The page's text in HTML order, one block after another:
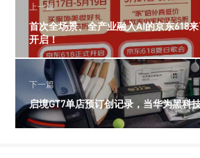
上一篇
首次全场景、全产业融入AI的京东618
开启！
下一篇
启境GT7单店预订创记录，当华为黑科